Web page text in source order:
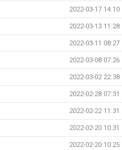
2022-03-17 14:10
2022-03-13 11:28
2022-03-11 08:27
2022-03-08 07:26
2022-03-02 22:38
2022-02-28 07:31
2022-02-22 11:31
2022-02-20 10:31
2022-02-20 10:25